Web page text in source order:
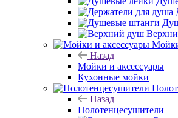
Назад
Мойки и аксессуары
Кухонные мойки
Назад
Полотенцесушители